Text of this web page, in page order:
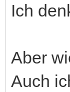
Ich
Aber
Auch